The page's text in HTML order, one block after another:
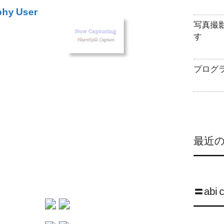
User
写真撮
す
プログ
最近
〓abi